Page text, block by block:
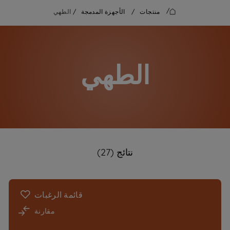
/ منتجات / الأجهزة المدمجة / الطهي
الطهي
نتائج (27)
قائمة الرغبات
مقارنة